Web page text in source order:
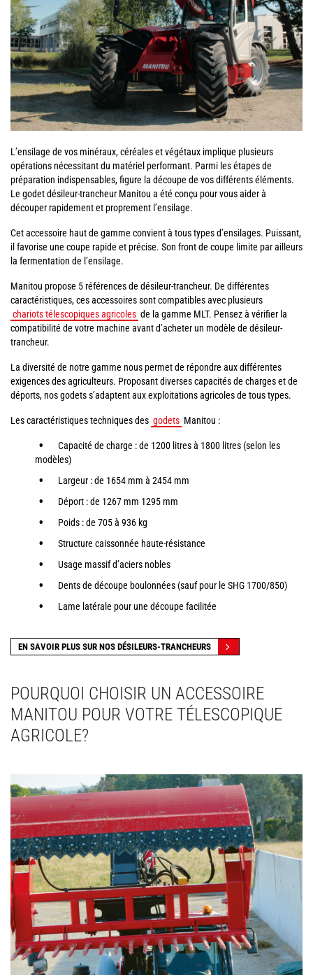
L’ensilage de vos minéraux, céréales et végétaux implique plusieurs
opérations nécessitant du matériel performant. Parmi les étapes de
préparation indispensables, figure la découpe de vos différents éléments.
Le godet désileur-trancheur Manitou a été conçu pour vous aider à
découper rapidement et proprement l’ensilage.
Cet accessoire haut de gamme convient à tous types d’ensilages. Puissant,
il favorise une coupe rapide et précise. Son front de coupe limite par ailleurs
la fermentation de l’ensilage.
Manitou propose 5 références de désileur-trancheur. De différentes
caractéristiques, ces accessoires sont compatibles avec plusieurs
chariots télescopiques agricoles de la gamme MLT. Pensez à vérifier la
compatibilité de votre machine avant d’acheter un modèle de désileur-
trancheur.
La diversité de notre gamme nous permet de répondre aux différentes
exigences des agriculteurs. Proposant diverses capacités de charges et de
déports, nos godets s’adaptent aux exploitations agricoles de tous types.
Les caractéristiques techniques des godets Manitou :
Capacité de charge : de 1200 litres à 1800 litres (selon les
modèles)
Largeur : de 1654 mm à 2454 mm
Déport : de 1267 mm 1295 mm
Poids : de 705 à 936 kg
Structure caissonnée haute-résistance
Usage massif d’aciers nobles
Dents de découpe boulonnées (sauf pour le SHG 1700/850)
Lame latérale pour une découpe facilitée
EN SAVOIR PLUS SUR NOS DÉSILEURS-TRANCHEURS
POURQUOI CHOISIR UN ACCESSOIRE
MANITOU POUR VOTRE TÉLESCOPIQUE
AGRICOLE?